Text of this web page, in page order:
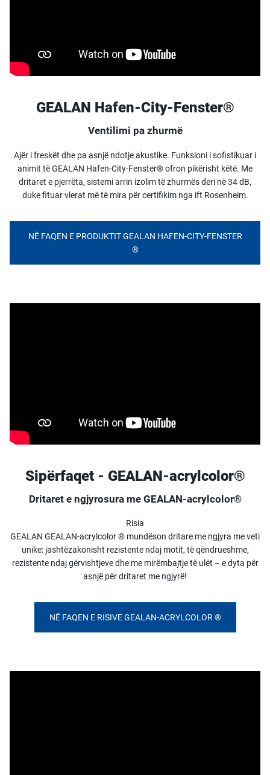
GEALAN Hafen-City-Fenster®
Ventilimi pa zhurmë
Ajër i freskët dhe pa asnjë ndotje akustike. Funksioni i sofistikuar i
animit të GEALAN Hafen-City-Fenster® ofron pikërisht këtë. Me
dritaret e pjerrëta, sistemi arrin izolim të zhurmës deri në 34 dB,
duke fituar vlerat më të mira për certifikim nga ift Rosenheim.
NË FAQEN E PRODUKTIT GEALAN HAFEN-CITY-FENSTER
®
Sipërfaqet - GEALAN-acrylcolor®
Dritaret e ngjyrosura me GEALAN-acrylcolor®
Risia
GEALAN GEALAN-acrylcolor ® mundëson dritare me ngjyra me veti
unike: jashtëzakonisht rezistente ndaj motit, të qëndrueshme,
rezistente ndaj gërvishtjeve dhe me mirëmbajtje të ulët – e dyta për
asnjë për dritaret me ngjyrë!
NË FAQEN E RISIVE GEALAN-ACRYLCOLOR ®